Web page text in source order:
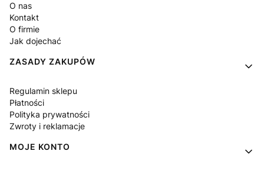
O nas
Kontakt
O firmie
Jak dojechać
ZASADY ZAKUPÓW
Regulamin sklepu
Płatności
Polityka prywatności
Zwroty i reklamacje
MOJE KONTO